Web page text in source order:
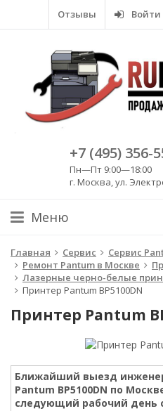
Отзывы Войти
+7 (495) 356-
Пн—Пт 9:00—18:00
г. Москва, ул.
Меню
Главная Сервис
Сервис
Ремонт Pantum в Москве
Лазерные черно-белые
Принтер Pantum BP5100DN
Принтер Pantum
Ближайший выезд
Pantum BP5100DN по
следующий рабочий день